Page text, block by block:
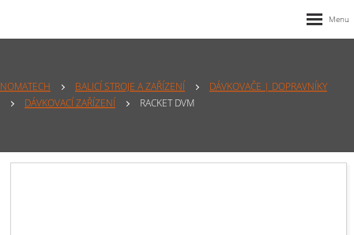
NOMATECH BALICÍ STROJE A ZAŘÍZENÍ
DÁVKOVAČE | DOPRAVNÍKY
DÁVKOVACÍ ZAŘÍZENÍ
RACKET DVM